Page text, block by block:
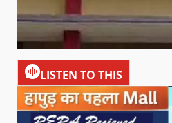
LISTEN TO THIS